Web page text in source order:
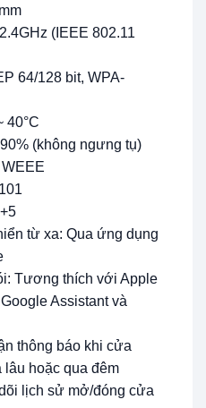
(IEEE 802.11
64/128 bit, WPA-
40°C
(không ngưng tụ)
từ xa: Qua ứng dụng
Tương thích với Apple
Assistant và
thông báo khi cửa
hoặc qua đêm
lịch sử mở/đóng cửa